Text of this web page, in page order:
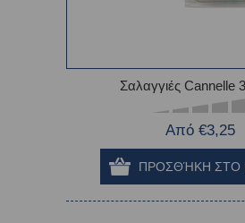
Σαλαγγιές Cannelle
Από €3,25